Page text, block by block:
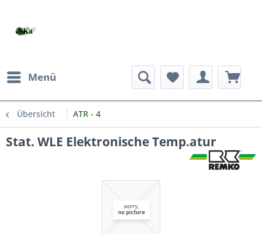
Menü
Übersicht ATR - 4
Stat. WLE Elektronische Temp.atur